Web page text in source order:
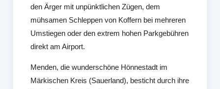
den Ärger mit unpünktlichen Zügen, dem
mühsamen Schleppen von Koffern bei mehreren
Umstiegen oder den extrem hohen Parkgebühren
direkt am Airport.
Menden, die wunderschöne Hönnestadt im
Märkischen Kreis (Sauerland), besticht durch ihre